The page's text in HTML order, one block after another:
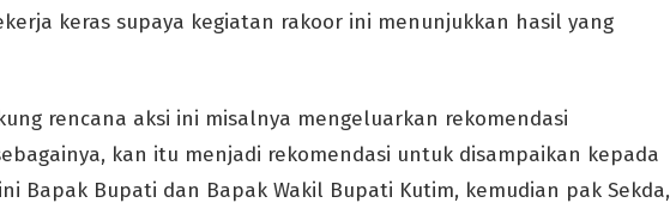
keras supaya kegiatan rakoor ini menunjukkan hasil yang
rencana aksi ini misalnya mengeluarkan rekomendasi
kan itu menjadi rekomendasi untuk disampaikan kepada
Bapak Bupati dan Bapak Wakil Bupati Kutim, kemudian pak Sekda,